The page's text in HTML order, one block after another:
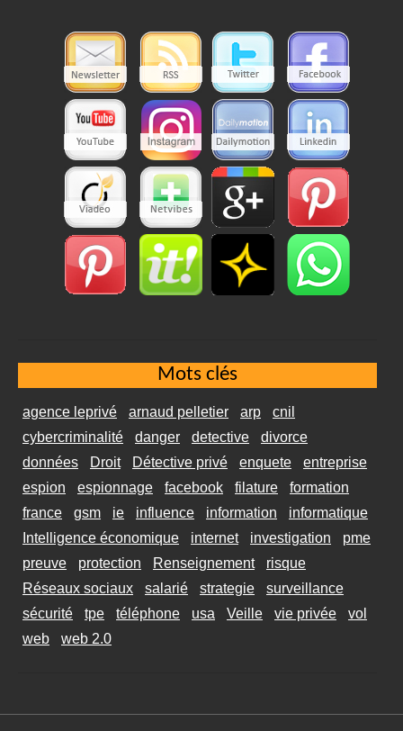
Mots clés
agence leprivé arnaud pelletier arp
cnil
cybercriminalité
danger detective
divorce
données
Droit Détective privé enquete
entreprise
espion
espionnage facebook filature
formation
france
gsm ie influence information
informatique
Intelligence économique
internet investigation
pme
preuve
protection Renseignement
risque
Réseaux sociaux
salarié strategie
surveillance
sécurité
tpe téléphone usa Veille vie privée
vol
web
web 2.0